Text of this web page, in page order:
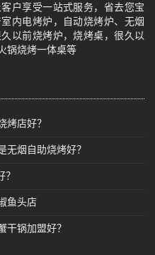
户享受一站式服务，省去您宝
内电烤炉，自动烧烤炉、无烟
以前烧烤炉，烧烤桌，很久以
锅烧烤一体桌等
烤店好？
无烟自助烧烤好？
鱼头店
干锅加盟好？